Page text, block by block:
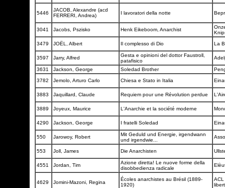
5446
JACOB, Alexandre (acd
FERRERI, Andrea)
I lavoratori della notte
3041 Jacobs, Pszisko Henk Eikeboom, Anarchist
3479
JOËL, Albert Il complesso di Dio La
3597 Jarry, Alfred
Gesta e opinioni del dottor Faustroll,
patafisico
3631 Jackson, George Soledad Brother
3782
Jemolo, Arturo Carlo Chiesa e Stato in Italia
3883 Jaquillard, Claude Requiem pour une Révolution perdue
3889 Joyeux, Maurice L'Anarchie et la société moderne
4290 Jackson, George I fratelli Soledad
550 Jarowoy, Robert
Mit Geduld und Energie, irgendwann
und irgendwie...
553 Joll, James Die Anarchisten
4551 Jordan, Tim
Azione diretta! Le nuove forme della
disobbedienza radicale
4629 Jomini-Mazoni, Regina
Écoles anarchistes au Brésil (1889-
1920)
ACL